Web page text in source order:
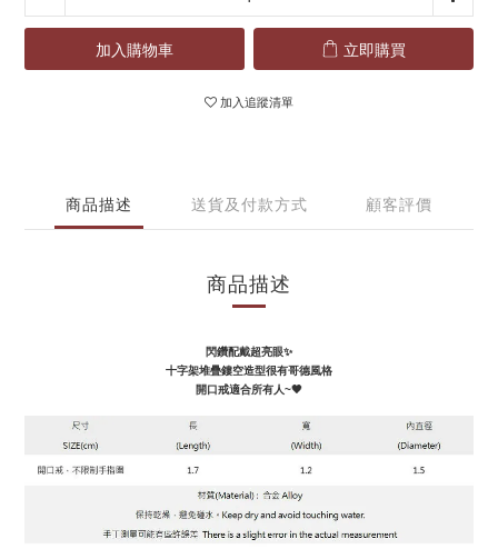
加入購物車 立即購買
加入追蹤清單
商品描述 送貨及付款方式 顧客評價
商品描述
閃鑽配戴超亮眼✨
十字架堆疊鏤空造型很有哥德風格
開口戒適合所有人~🖤